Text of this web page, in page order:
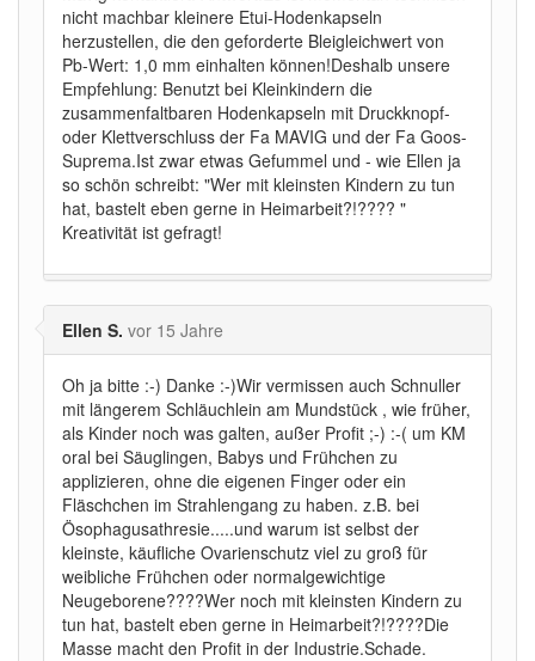
nicht machbar kleinere Etui-Hodenkapseln
herzustellen, die den geforderte Bleigleichwert von
Pb-Wert: 1,0 mm einhalten können!Deshalb unsere
Empfehlung: Benutzt bei Kleinkindern die
zusammenfaltbaren Hodenkapseln mit Druckknopf-
oder Klettverschluss der Fa MAVIG und der Fa Goos-
Suprema.Ist zwar etwas Gefummel und - wie Ellen ja
so schön schreibt: "Wer mit kleinsten Kindern zu tun
hat, bastelt eben gerne in Heimarbeit?!???? "
Kreativität ist gefragt!
Ellen S. vor 15 Jahre
Oh ja bitte :-) Danke :-)Wir vermissen auch Schnuller
mit längerem Schläuchlein am Mundstück , wie früher,
als Kinder noch was galten, außer Profit ;-) :-( um KM
oral bei Säuglingen, Babys und Frühchen zu
applizieren, ohne die eigenen Finger oder ein
Fläschchen im Strahlengang zu haben. z.B. bei
Ösophagusathresie.....und warum ist selbst der
kleinste, käufliche Ovarienschutz viel zu groß für
weibliche Frühchen oder normalgewichtige
Neugeborene????Wer noch mit kleinsten Kindern zu
tun hat, bastelt eben gerne in Heimarbeit?!????Die
Masse macht den Profit in der Industrie.Schade.